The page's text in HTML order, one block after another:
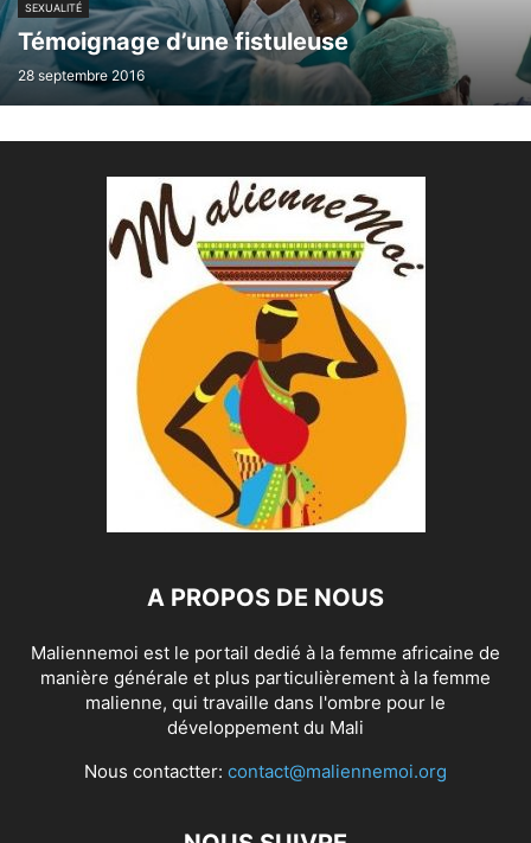
SEXUALITÉ
Témoignage d’une fistuleuse
28 septembre 2016
A PROPOS DE NOUS
Maliennemoi est le portail dedié à la femme africaine de
manière générale et plus particulièrement à la femme
malienne, qui travaille dans l'ombre pour le
développement du Mali
Nous contactter: contact@maliennemoi.org